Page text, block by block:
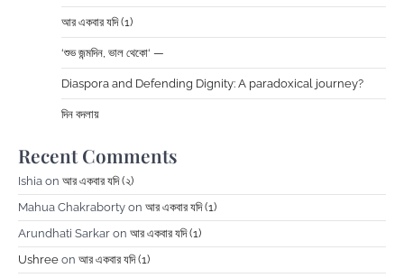
আর একবার যদি (1)
‘শুভ জন্মদিন, ভাল থেকো‘ —
Diaspora and Defending Dignity: A paradoxical journey?
দিন বদলায়
Recent Comments
Ishia on আর একবার যদি (২)
Mahua Chakraborty on আর একবার যদি (1)
Arundhati Sarkar on আর একবার যদি (1)
Ushree on আর একবার যদি (1)